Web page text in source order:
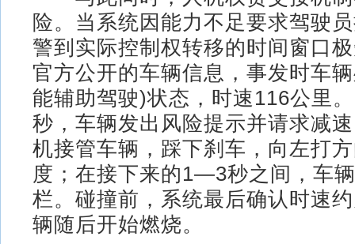
险。当系统因能力不足要求驾驶
警到实际控制权转移的时间窗口
官方公开的车辆信息，事发时车
能辅助驾驶)状态，时速116公里
秒，车辆发出风险提示并请求减
机接管车辆，踩下刹车，向左打
度；在接下来的1—3秒之间，车
栏。碰撞前，系统最后确认时速
辆随后开始燃烧。